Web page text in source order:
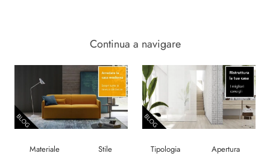
Continua a navigare
Materiale Stile Tipologia Apertura